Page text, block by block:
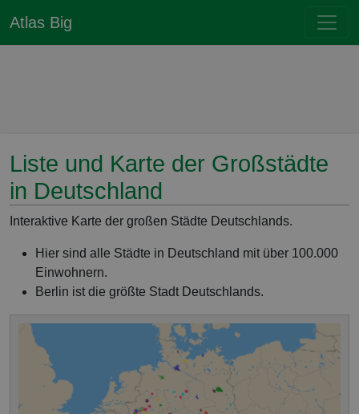
Atlas Big
Liste und Karte der Großstädte
in Deutschland
Interaktive Karte der großen Städte Deutschlands.
Hier sind alle Städte in Deutschland mit über 100.000
Einwohnern.
Berlin ist die größte Stadt Deutschlands.